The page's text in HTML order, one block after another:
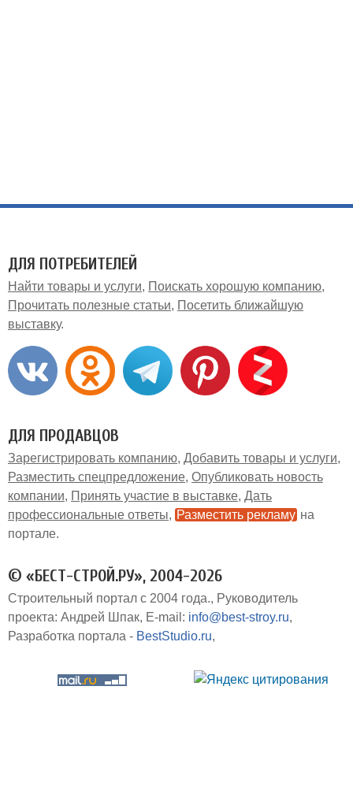
ДЛЯ ПОТРЕБИТЕЛЕЙ
Найти товары и услуги
Поискать хорошую компанию
Прочитать полезные статьи
Посетить ближайшую
выставку
ДЛЯ ПРОДАВЦОВ
Зарегистрировать компанию Добавить товары и услуги
Разместить спецпредложение Опубликовать новость
компании
Принять участие в выставке Дать
профессиональные ответы
Разместить рекламу на
портале
© «БЕСТ-СТРОЙ.РУ», 2004-2026
Строительный портал с 2004 года.
Руководитель
проекта: Андрей Шпак E-mail: info@best-stroy.ru
Разработка портала - BestStudio.ru